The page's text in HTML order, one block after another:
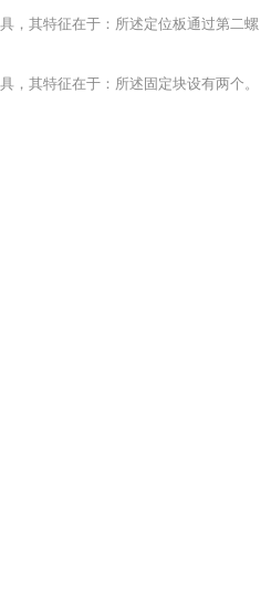
，其特征在于：所述定位板通过第二螺
，其特征在于：所述固定块设有两个。